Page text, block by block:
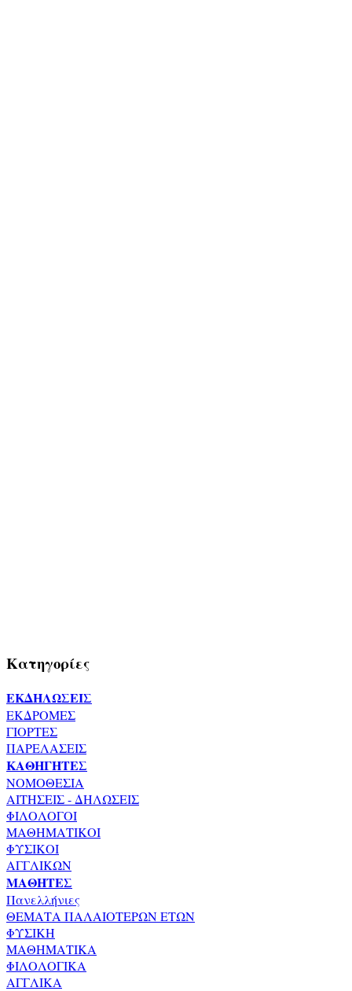
Κατηγορίες
ΕΚΔΗΛΩΣΕΙΣ
ΕΚΔΡΟΜΕΣ
ΓΙΟΡΤΕΣ
ΠΑΡΕΛΑΣΕΙΣ
ΚΑΘΗΓΗΤΕΣ
ΝΟΜΟΘΕΣΙΑ
ΑΙΤΗΣΕΙΣ - ΔΗΛΩΣΕΙΣ
ΦΙΛΟΛΟΓΟΙ
ΜΑΘΗΜΑΤΙΚΟΙ
ΦΥΣΙΚΟΙ
ΑΓΓΛΙΚΩΝ
ΜΑΘΗΤΕΣ
Πανελλήνιες
ΘΕΜΑΤΑ ΠΑΛΑΙΟΤΕΡΩΝ ΕΤΩΝ
ΦΥΣΙΚΗ
ΜΑΘΗΜΑΤΙΚΑ
ΦΙΛΟΛΟΓΙΚΑ
ΑΓΓΛΙΚΑ